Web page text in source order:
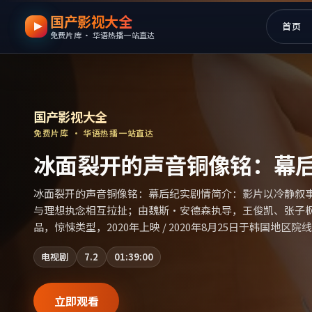
跳过导航，进入正文
国产影视大全
免费片库 · 华语热播一站直达
首页
国产影视大全—
国产影视大全
免费片库 · 华语热播一站直达
冰面裂开的声音铜像铭：幕
冰面裂开的声音铜像铭：幕后纪实剧情简介：影片以冷静叙
与理想执念相互拉扯；由魏斯·安德森执导，王俊凯、张子
品，惊悚类型，2020年上映 / 2020年8月25日于韩国地区院
片源。影片信息含剧情简介与主创阵容，便于检索与比对
目索引，支持片名与演员交叉检索。）
电视剧 7.2 01:39:00
立即观看